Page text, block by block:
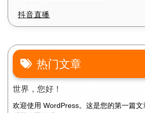
抖音直播
热门文章
世界，您好！
欢迎使用 WordPress。这是您的第一篇